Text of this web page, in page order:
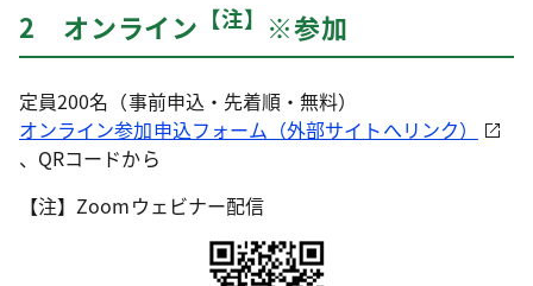
2 オンライン 【注】 ※参加
定員200名（事前申込・先着順・無料）
オンライン参加申込フォーム（外部サイトへリンク）
、QRコードから
【注】Zoomウェビナー配信